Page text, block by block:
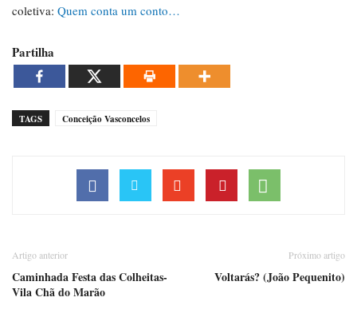
coletiva: Quem conta um conto…
Partilha
TAGS Conceição Vasconcelos
Artigo anterior
Caminhada Festa das Colheitas-
Vila Chã do Marão
Próximo artigo
Voltarás? (João Pequenito)